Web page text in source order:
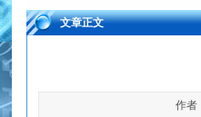
电服务平台
文章正文
作